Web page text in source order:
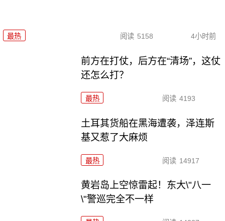
最热 阅读 5158 4小时前
前方在打仗，后方在“清场”，这仗
还怎么打？
最热 阅读 4193
土耳其货船在黑海遭袭，泽连斯
基又惹了大麻烦
最热 阅读 14917
黄岩岛上空惊雷起！东大\"八一
\"警巡完全不一样